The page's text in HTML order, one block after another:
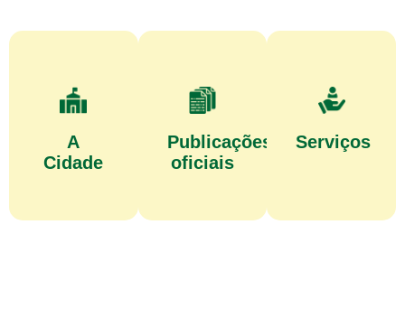
A
Cidade
Publicações
oficiais
Serviços